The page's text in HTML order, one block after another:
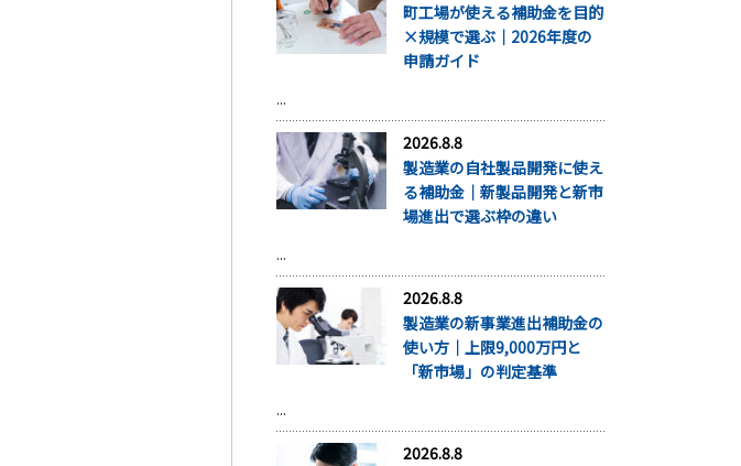
町工場が使える補助金を目的
×規模で選ぶ｜2026年度の
申請ガイド
...
2026.8.8
製造業の自社製品開発に使え
る補助金｜新製品開発と新市
場進出で選ぶ枠の違い
...
2026.8.8
製造業の新事業進出補助金の
使い方｜上限9,000万円と
「新市場」の判定基準
...
2026.8.8